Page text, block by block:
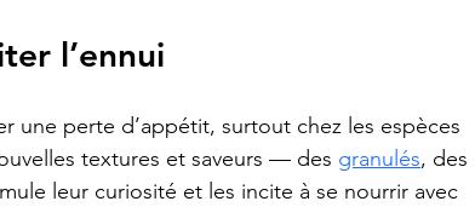
l’ennui
une perte d’appétit, surtout chez les espèces
textures et saveurs — des granulés, des
leur curiosité et les incite à se nourrir avec